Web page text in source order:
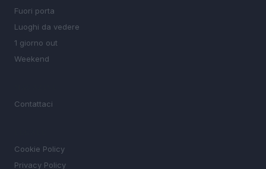
Fuori porta
Luoghi da vedere
1 giorno out
Weekend
Contattaci
Cookie Policy
Privacy Policy